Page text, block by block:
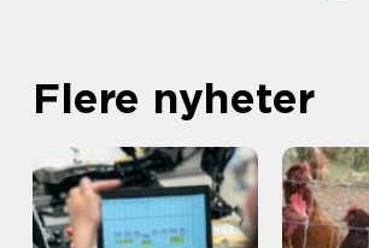
Flere nyheter